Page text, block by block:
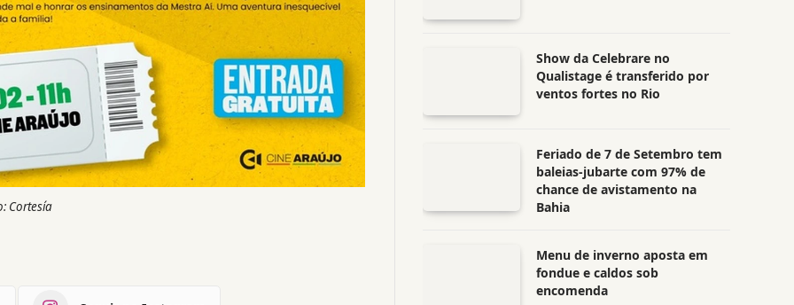
Cortesía
Show da Celebrare no
Qualistage é transferido por
ventos fortes no Rio
Feriado de 7 de Setembro tem
baleias-jubarte com 97% de
chance de avistamento na
Bahia
Menu de inverno aposta em
fondue e caldos sob
encomenda